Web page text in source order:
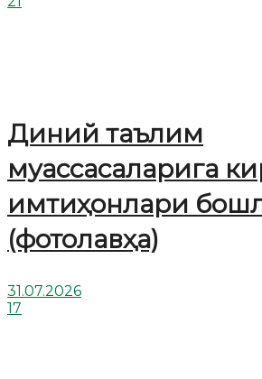
Диний таълим
муассасаларига
имтиҳонлари
(фотолавҳа)
31.07.2026
17